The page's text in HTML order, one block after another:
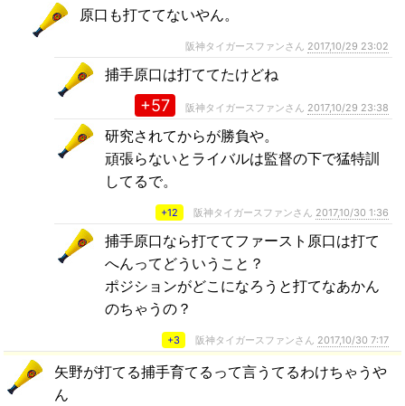
原口も打ててないやん。
阪神タイガースファンさん 2017,10/29 23:02
捕手原口は打ててたけどね
+57 阪神タイガースファンさん 2017,10/29 23:38
研究されてからが勝負や。
頑張らないとライバルは監督の下で猛特訓
してるで。
+12 阪神タイガースファンさん 2017,10/30 1:36
捕手原口なら打ててファースト原口は打て
へんってどういうこと？
ポジションがどこになろうと打てなあかん
のちゃうの？
+3 阪神タイガースファンさん 2017,10/30 7:17
矢野が打てる捕手育てるって言うてるわけちゃうや
ん